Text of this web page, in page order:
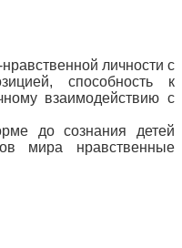
личности с
способность к
взаимодействию с
до сознания детей
мира нравственные